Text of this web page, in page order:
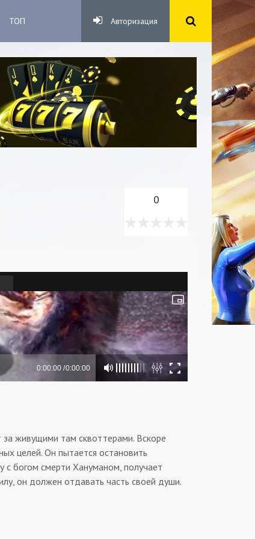
ТОП Авторизация
0
живущими там сквоттерами. Вскоре
целей. Он пытается остановить
с богом смерти Хануманом, получает
он должен отдавать часть своей души.